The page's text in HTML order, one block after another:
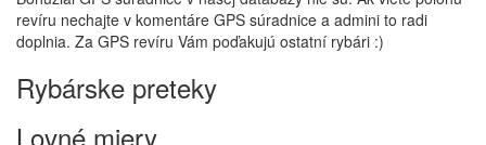
revíru nechajte v komentáre GPS súradnice a admini to radi
doplnia. Za GPS revíru Vám poďakujú ostatní rybári :)
Rybárske preteky
Lovné miery